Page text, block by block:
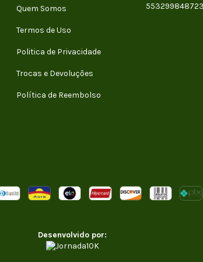
Quem Somos
Termos de Uso
Politica de Privacidade
Trocas e Devoluções
Política de Reembolso
Desenvolvido por: